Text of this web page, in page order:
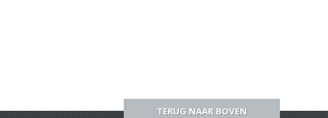
TERUG NAAR BOVEN